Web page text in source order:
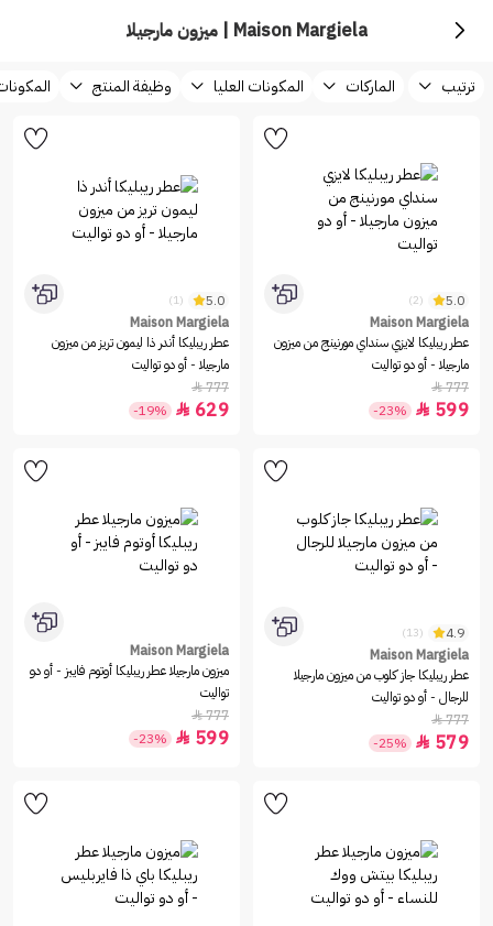
Maison Margiela | ميزون مارجيلا
ترتيب الماركات المكونات العليا وظيفة المنتج
5.0
(2)
Maison Margiela
عطر ريبليكا لايزي سنداي مورنينج من ميزون
مارجيلا - أو دو تواليت
777

599

-23%
5.0
(1)
Maison Margiela
عطر ريبليكا أندر ذا ليمون تريز من ميزون
مارجيلا - أو دو تواليت
777

629

-19%
4.9
(13)
Maison Margiela
عطر ريبليكا جاز كلوب من ميزون مارجيلا
للرجال - أو دو تواليت
777

579

-25%
Maison Margiela
ميزون مارجيلا عطر ريبليكا أوتوم فايبز - أو دو
تواليت
777

599

-23%